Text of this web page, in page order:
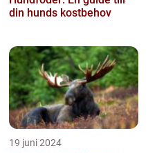
din hunds kostbehov
19 juni 2024